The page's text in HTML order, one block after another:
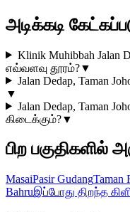
அடிக்கடி
Klinik Muhibbah Jalan
எவ்வளவு தூரம்?▼
Jalan Dedap, Taman
▼
Jalan Dedap, Taman
கிடைக்கும்?▼
பிற பகுதிகளில்
MasaiPasir GudangTaman
Bahruஇப்போது திறந்த